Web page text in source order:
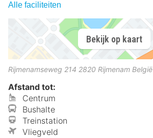
Alle faciliteiten
Bekijk op kaart
Rijmenamseweg 214 2820 Rijmenam België
Afstand tot:
Centrum
Bushalte
Treinstation
Vliegveld